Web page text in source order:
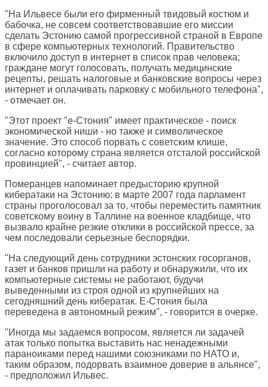
"На Ильвесе были его фирменный твидовый костюм и
бабочка, не совсем соответствовавшие его миссии
сделать Эстонию самой прогрессивной страной в Европе
в сфере компьютерных технологий. Правительство
включило доступ в интернет в список прав человека;
граждане могут голосовать, получать медицинские
рецепты, решать налоговые и банковские вопросы через
интернет и оплачивать парковку с мобильного телефона",
- отмечает он.
"Этот проект "е-Стония" имеет практическое - поиск
экономической ниши - но также и символическое
значение. Это способ порвать с советским клише,
согласно которому страна является отсталой российской
провинцией", - считает автор.
Померанцев напоминает предысторию крупной
кибератаки на Эстонию: в марте 2007 года парламент
страны проголосовал за то, чтобы переместить памятник
советскому воину в Таллине на военное кладбище, что
вызвало крайне резкие отклики в российской прессе, за
чем последовали серьезные беспорядки.
"На следующий день сотрудники эстонских госорганов,
газет и банков пришли на работу и обнаружили, что их
компьютерные системы не работают, будучи
выведенными из строя одной из крупнейших на
сегодняшний день кибератак. E-Стония была
переведена в автономный режим", - говорится в очерке.
"Иногда мы задаемся вопросом, является ли задачей
атак только попытка выставить нас ненадежными
параноиками перед нашими союзниками по НАТО и,
таким образом, подорвать взаимное доверие в альянсе",
- предположил Ильвес.